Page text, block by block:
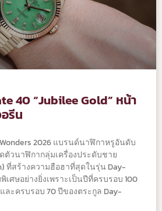
40 “Jubilee Gold” หน้า
รีน
2026 แบรนด์นาฬิกาหรูอันดับ
ตัวนาฬิกากลุ่มเครื่องประดับชาย
ที่สร้างความฮือฮาที่สุดในรุ่น Day-
ศษอย่างยิ่งเพราะเป็นปีที่ครบรอบ 100
ละครบรอบ 70 ปีของตระกูล Day-